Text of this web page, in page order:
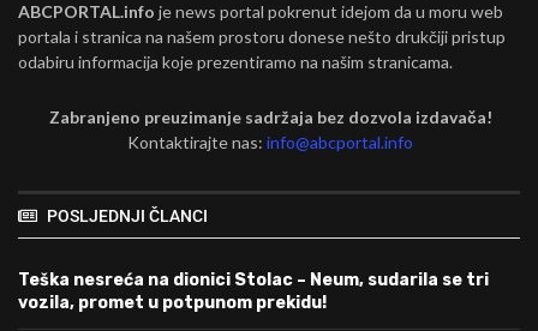
ABCPORTAL.info je news portal pokrenut idejom da u moru web
portala i stranica na našem prostoru donese nešto drukčiji pristup
odabiru informacija koje prezentiramo na našim stranicama.
Zabranjeno preuzimanje sadržaja bez dozvola izdavača!
Kontaktirajte nas:info@abcportal.info
POSLJEDNJI ČLANCI
Teška nesreća na dionici Stolac – Neum, sudarila se tri
vozila, promet u potpunom prekidu!